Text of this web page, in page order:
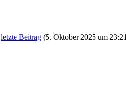
letzte Beitrag (5. Oktober 2025 um 23:21